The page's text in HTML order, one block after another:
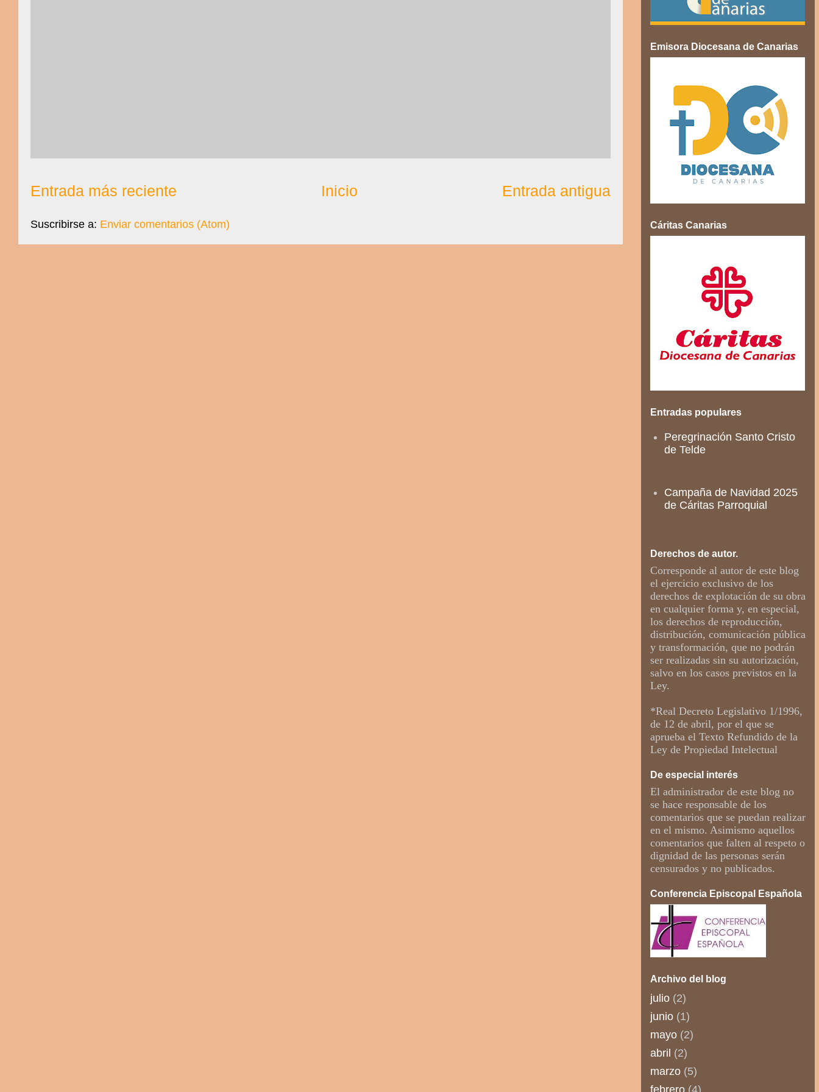
Entrada más reciente Entrada antigua
Inicio
Suscribirse a: Enviar comentarios (Atom)
Emisora Diocesana de Canarias
Cáritas Canarias
Entradas populares
Peregrinación Santo Cristo
de Telde
Campaña de Navidad 2025
de Cáritas Parroquial
Derechos de autor.
Corresponde al autor de este blog
el ejercicio exclusivo de los
derechos de explotación de su obra
en cualquier forma y, en especial,
los derechos de reproducción,
distribución, comunicación pública
y transformación, que no podrán
ser realizadas sin su autorización,
salvo en los casos previstos en la
Ley.
*Real Decreto Legislativo 1/1996,
de 12 de abril, por el que se
aprueba el Texto Refundido de la
Ley de Propiedad Intelectual
De especial interés
El administrador de este blog no
se hace responsable de los
comentarios que se puedan realizar
en el mismo. Asimismo aquellos
comentarios que falten al respeto o
dignidad de las personas serán
censurados y no publicados.
Conferencia Episcopal Española
Archivo del blog
julio (2)
junio (1)
mayo (2)
abril (2)
marzo (5)